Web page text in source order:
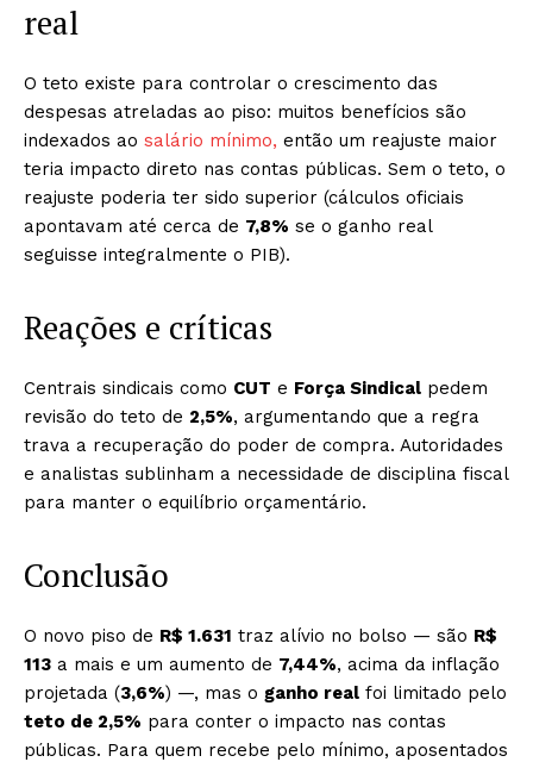
real
O teto existe para controlar o crescimento das
despesas atreladas ao piso: muitos benefícios são
indexados ao salário mínimo, então um reajuste maior
teria impacto direto nas contas públicas. Sem o teto, o
reajuste poderia ter sido superior (cálculos oficiais
apontavam até cerca de 7,8% se o ganho real
seguisse integralmente o PIB).
Reações e críticas
Centrais sindicais como CUT e Força Sindical pedem
revisão do teto de 2,5%, argumentando que a regra
trava a recuperação do poder de compra. Autoridades
e analistas sublinham a necessidade de disciplina fiscal
para manter o equilíbrio orçamentário.
Conclusão
O novo piso de R$ 1.631 traz alívio no bolso — são R$
113 a mais e um aumento de 7,44%, acima da inflação
projetada (3,6%) —, mas o ganho real foi limitado pelo
teto de 2,5% para conter o impacto nas contas
públicas. Para quem recebe pelo mínimo, aposentados